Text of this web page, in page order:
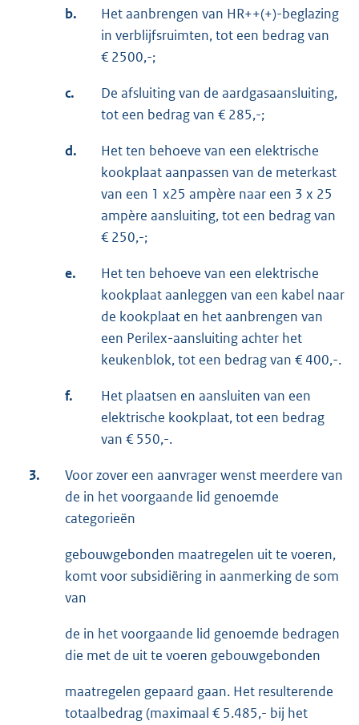
b.
Het aanbrengen van HR++(+)-beglazing
in verblijfsruimten, tot een bedrag van
€ 2500,-;
c.
De afsluiting van de aardgasaansluiting,
tot een bedrag van € 285,-;
d.
Het ten behoeve van een elektrische
kookplaat aanpassen van de meterkast
van een 1 x25 ampère naar een 3 x 25
ampère aansluiting, tot een bedrag van
€ 250,-;
e.
Het ten behoeve van een elektrische
kookplaat aanleggen van een kabel naar
de kookplaat en het aanbrengen van
een Perilex-aansluiting achter het
keukenblok, tot een bedrag van € 400,-.
f.
Het plaatsen en aansluiten van een
elektrische kookplaat, tot een bedrag
van € 550,-.
3.
Voor zover een aanvrager wenst meerdere van
de in het voorgaande lid genoemde
categorieën
gebouwgebonden maatregelen uit te voeren,
komt voor subsidiëring in aanmerking de som
van
de in het voorgaande lid genoemde bedragen
die met de uit te voeren gebouwgebonden
maatregelen gepaard gaan. Het resulterende
totaalbedrag (maximaal € 5.485,- bij het